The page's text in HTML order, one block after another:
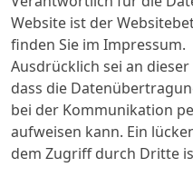
Website ist der
finden Sie im Impressum.
Ausdrücklich sei an
dass die
bei der Kommunikation
aufweisen kann. Ein
dem Zugriff durch Dritte